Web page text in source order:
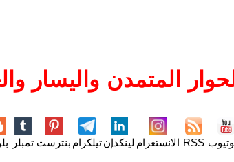
المتمدن واليسار
RSS الانستغرام لينكدإنتيلكرام بنترست تمبلر